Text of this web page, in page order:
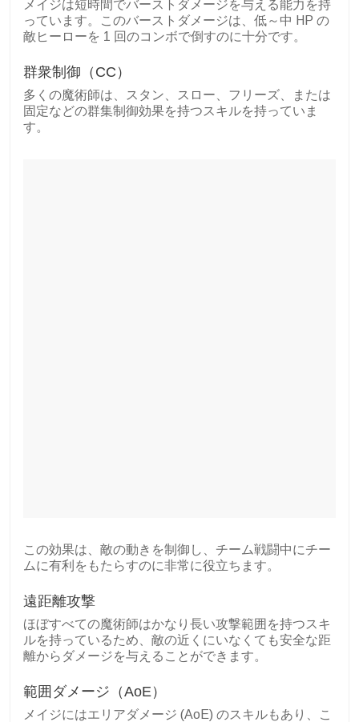
メイジは短時間でバーストダメージを与える能力を持
っています。このバーストダメージは、低～中 HP の
敵ヒーローを 1 回のコンボで倒すのに十分です。
群衆制御（CC）
多くの魔術師は、スタン、スロー、フリーズ、または
固定などの群集制御効果を持つスキルを持っていま
す。
この効果は、敵の動きを制御し、チーム戦闘中にチー
ムに有利をもたらすのに非常に役立ちます。
遠距離攻撃
ほぼすべての魔術師はかなり長い攻撃範囲を持つスキ
ルを持っているため、敵の近くにいなくても安全な距
離からダメージを与えることができます。
範囲ダメージ（AoE）
メイジにはエリアダメージ (AoE) のスキルもあり、こ